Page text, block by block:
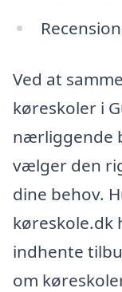
Ved at
køreskoler i
nærliggende
vælger den
dine behov.
køreskole.dk
indhente
om